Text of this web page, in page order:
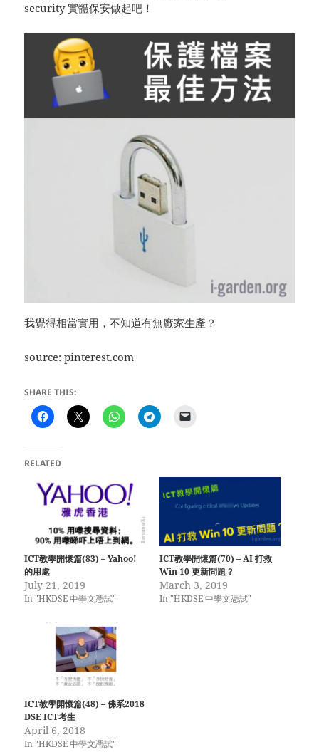
security 實體保安做起吧！
我覺得相當實用，不知道有無廠家生產？
source: pinterest.com
SHARE THIS:
RELATED
ICT教學開懷篇(83) – Yahoo!
的用處
July 21, 2019
In "HKDSE 中學文憑試"
ICT教學開懷篇(70) – AI 打救
Win 10 更新問題？
March 3, 2019
In "HKDSE 中學文憑試"
ICT教學開懷篇(48) – 佛系2018
DSE ICT考生
April 6, 2018
In "HKDSE 中學文憑試"